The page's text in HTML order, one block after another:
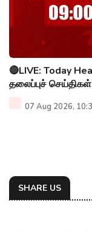
🔴LIVE: Today
தலைப்புச்
07 Aug 2026,
SHARE US